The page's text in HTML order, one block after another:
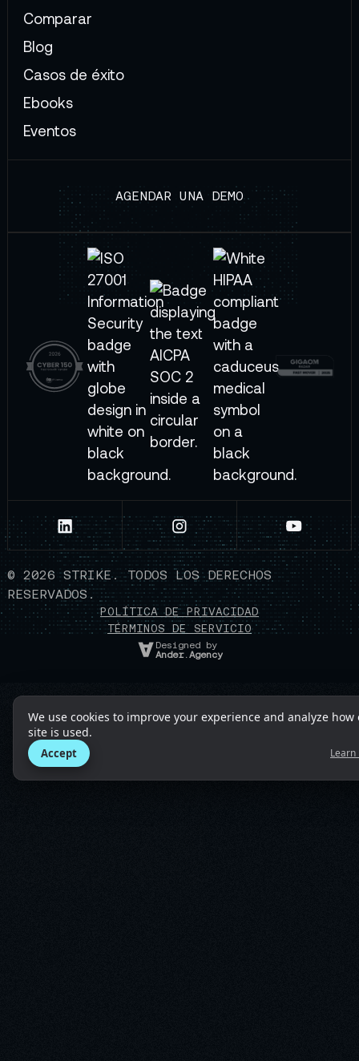
Comparar
Blog
Casos de éxito
Ebooks
Eventos
AGENDAR UNA DEMO
© 2026 STRIKE. TODOS LOS DERECHOS
RESERVADOS.
POLÍTICA DE PRIVACIDAD
TÉRMINOS DE SERVICIO
Designed by
Ander.Agency
We use cookies to improve your experience and analyze how
site is used.
Accept